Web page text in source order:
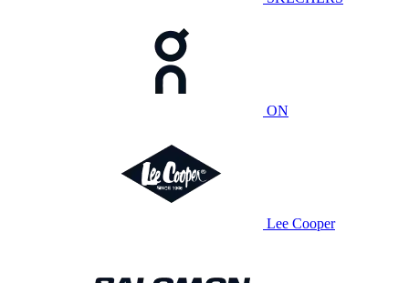
ON
Lee Cooper